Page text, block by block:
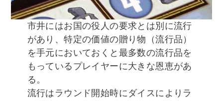
市井にはお国の役人の要求とは別に流行
があり、特定の価値の贈り物（流行品）
を手元においておくと最多数の流行品を
もっているプレイヤーに大きな恩恵があ
る。
流行はラウンド開始時にダイスによりラ